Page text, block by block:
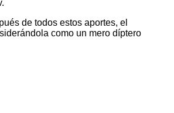
de todos estos aportes, el
como un mero díptero